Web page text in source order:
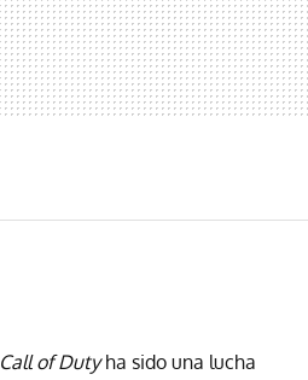
Call of Dutyha sido una lucha